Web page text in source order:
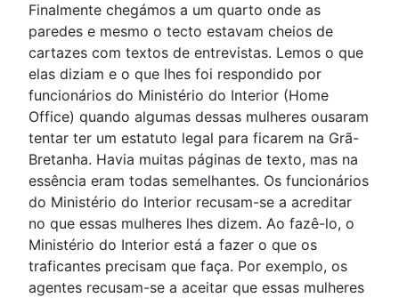
Finalmente chegámos a um quarto onde as
paredes e mesmo o tecto estavam cheios de
cartazes com textos de entrevistas. Lemos o que
elas diziam e o que lhes foi respondido por
funcionários do Ministério do Interior (Home
Office) quando algumas dessas mulheres ousaram
tentar ter um estatuto legal para ficarem na Grã-
Bretanha. Havia muitas páginas de texto, mas na
essência eram todas semelhantes. Os funcionários
do Ministério do Interior recusam-se a acreditar
no que essas mulheres lhes dizem. Ao fazê-lo, o
Ministério do Interior está a fazer o que os
traficantes precisam que faça. Por exemplo, os
agentes recusam-se a aceitar que essas mulheres